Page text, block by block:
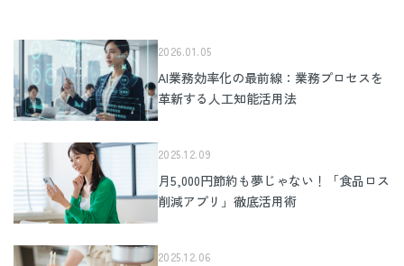
2026.01.05
AI業務効率化の最前線：業務プロセスを
革新する人工知能活用法
2025.12.09
月5,000円節約も夢じゃない！「食品ロス
削減アプリ」徹底活用術
2025.12.06